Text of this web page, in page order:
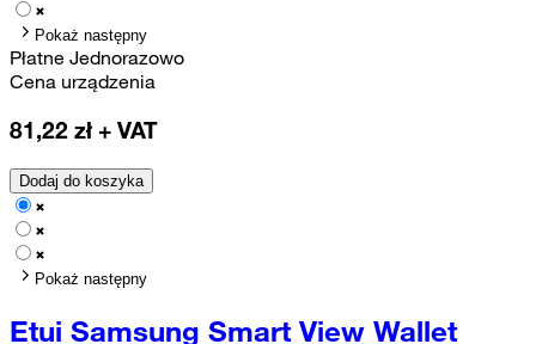
Pokaż następny
Płatne Jednorazowo
Cena urządzenia
81,22 zł + VAT
Dodaj do koszyka
Pokaż następny
Etui Samsung Smart View Wallet